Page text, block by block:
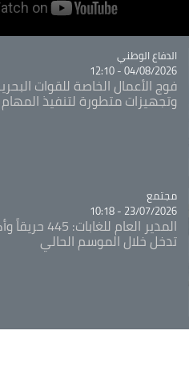
Catégorie
الدفاع الوطني
04/08/2026 - 12:10
فوج الأعمال الخاصة للقوات
وتجهيزات متطورة لتنفيذ
Catégorie
مجتمع
23/07/2026 - 10:18
تدخل خلال الموسم الحالي